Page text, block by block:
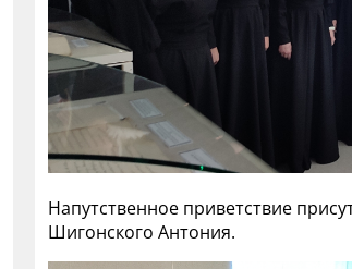
Напутственное приветствие
Шигонского Антония.